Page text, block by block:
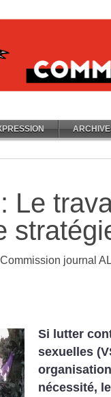
Le
Commission journal AL
Si lutter
sexuelles
nécessité,